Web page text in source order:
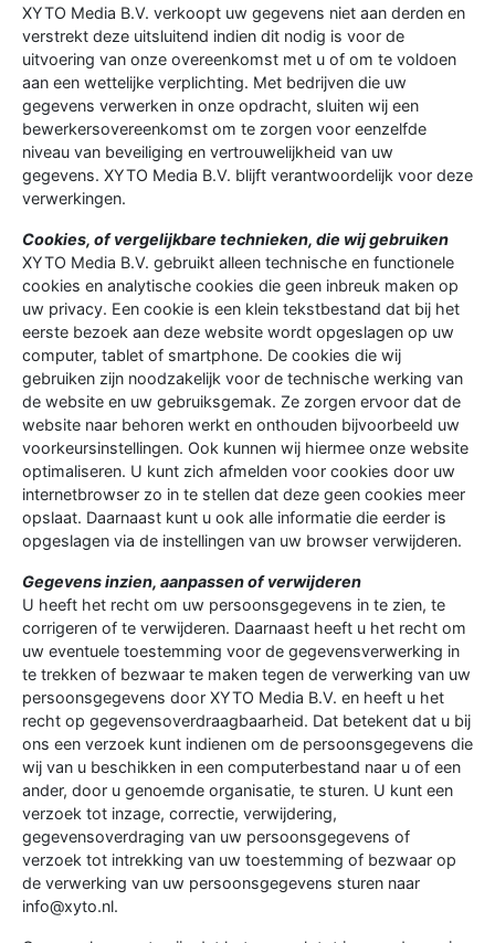
XYTO Media B.V. verkoopt uw gegevens niet aan derden en
verstrekt deze uitsluitend indien dit nodig is voor de
uitvoering van onze overeenkomst met u of om te voldoen
aan een wettelijke verplichting. Met bedrijven die uw
gegevens verwerken in onze opdracht, sluiten wij een
bewerkersovereenkomst om te zorgen voor eenzelfde
niveau van beveiliging en vertrouwelijkheid van uw
gegevens. XYTO Media B.V. blijft verantwoordelijk voor deze
verwerkingen.
Cookies, of vergelijkbare technieken, die wij gebruiken
XYTO Media B.V. gebruikt alleen technische en functionele
cookies en analytische cookies die geen inbreuk maken op
uw privacy. Een cookie is een klein tekstbestand dat bij het
eerste bezoek aan deze website wordt opgeslagen op uw
computer, tablet of smartphone. De cookies die wij
gebruiken zijn noodzakelijk voor de technische werking van
de website en uw gebruiksgemak. Ze zorgen ervoor dat de
website naar behoren werkt en onthouden bijvoorbeeld uw
voorkeursinstellingen. Ook kunnen wij hiermee onze website
optimaliseren. U kunt zich afmelden voor cookies door uw
internetbrowser zo in te stellen dat deze geen cookies meer
opslaat. Daarnaast kunt u ook alle informatie die eerder is
opgeslagen via de instellingen van uw browser verwijderen.
Gegevens inzien, aanpassen of verwijderen
U heeft het recht om uw persoonsgegevens in te zien, te
corrigeren of te verwijderen. Daarnaast heeft u het recht om
uw eventuele toestemming voor de gegevensverwerking in
te trekken of bezwaar te maken tegen de verwerking van uw
persoonsgegevens door XYTO Media B.V. en heeft u het
recht op gegevensoverdraagbaarheid. Dat betekent dat u bij
ons een verzoek kunt indienen om de persoonsgegevens die
wij van u beschikken in een computerbestand naar u of een
ander, door u genoemde organisatie, te sturen. U kunt een
verzoek tot inzage, correctie, verwijdering,
gegevensoverdraging van uw persoonsgegevens of
verzoek tot intrekking van uw toestemming of bezwaar op
de verwerking van uw persoonsgegevens sturen naar
info@xyto.nl.